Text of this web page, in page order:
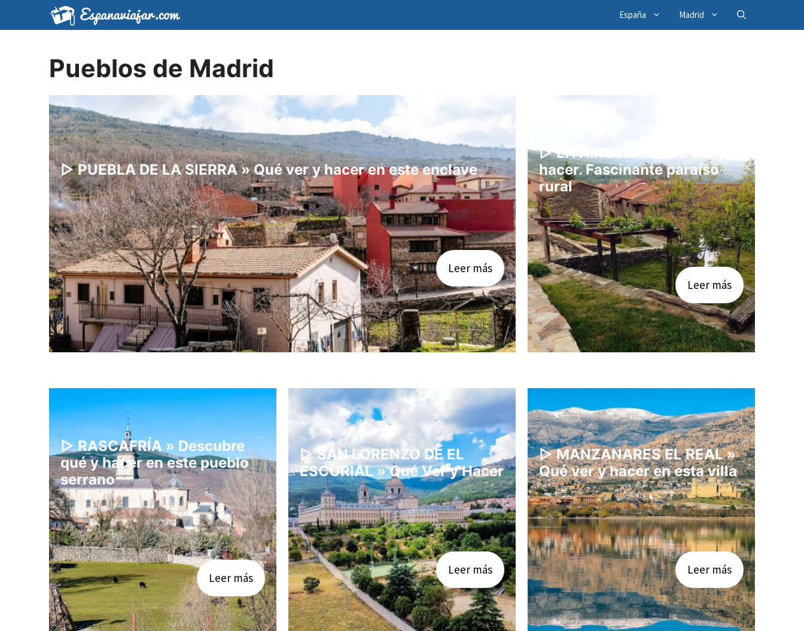
España Madrid
Pueblos de Madrid
▷ PUEBLA DE LA SIERRA » Qué ver y hacer en este enclave
Leer más
▷ LA HIRUELA » Qué ver y
hacer. Fascinante paraíso
rural
Leer más
▷ RASCAFRÍA » Descubre
qué y hacer en este pueblo
serrano
Leer más
▷ SAN LORENZO DE EL
ESCORIAL » Qué Ver y Hacer
Leer más
▷ MANZANARES EL REAL »
Qué ver y hacer en esta villa
Leer más